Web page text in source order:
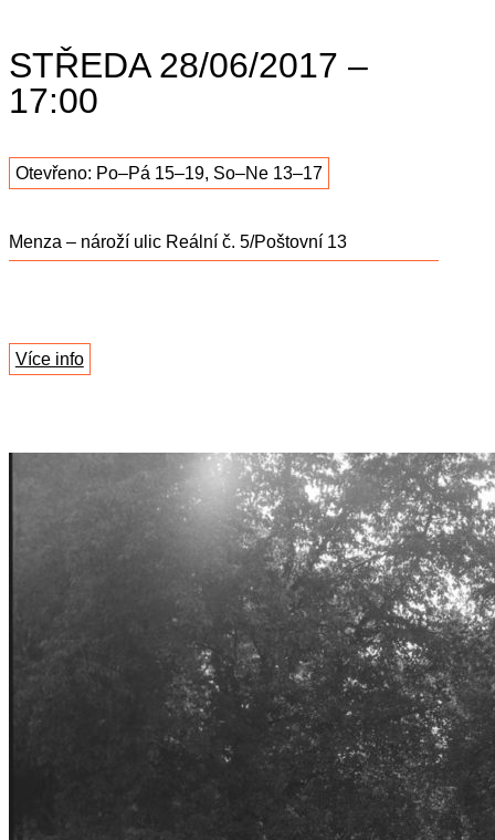
STŘEDA 28/06/2017 –
17:00
Otevřeno: Po–Pá 15–19, So–Ne 13–17
Menza – nároží ulic Reální č. 5/Poštovní 13
Více info